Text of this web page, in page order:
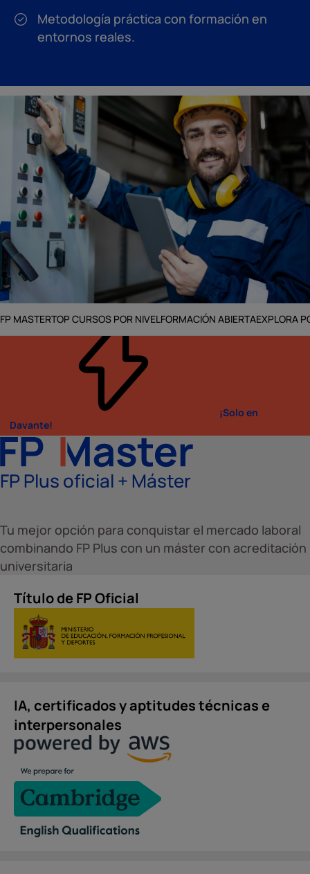
Metodología práctica con formación en
entornos reales.
FP MASTERTOP CURSOS POR NIVELFORMACIÓN ABIERTAEXPLORA
FP Electricidad y electrónica
¡Solo en
Davante!
FP Plus oficial + Máster
Tu mejor opción para conquistar el mercado laboral
combinando FP Plus con un máster con acreditación
universitaria
Título de FP Oficial
IA, certificados y aptitudes técnicas e
interpersonales